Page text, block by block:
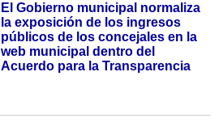
El Gobierno municipal normaliza
la exposición de los ingresos
públicos de los concejales en la
web municipal dentro del
Acuerdo para la Transparencia